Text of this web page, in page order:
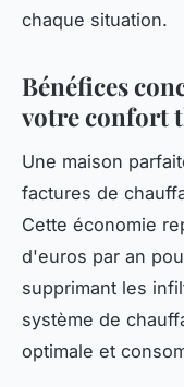
chaque situation.
Bénéfices
votre confort
Une maison
factures de
Cette économie
d'euros par an
supprimant les
système de
optimale et